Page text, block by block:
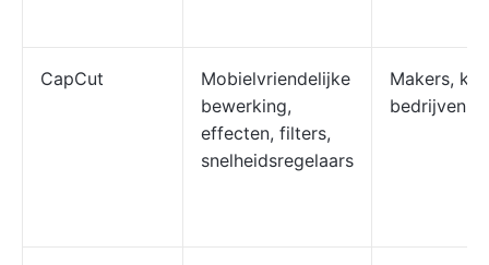
CapCut
Mobielvriendelijke
bewerking,
effecten, filters,
snelheidsregelaars
Makers,
bedrijven